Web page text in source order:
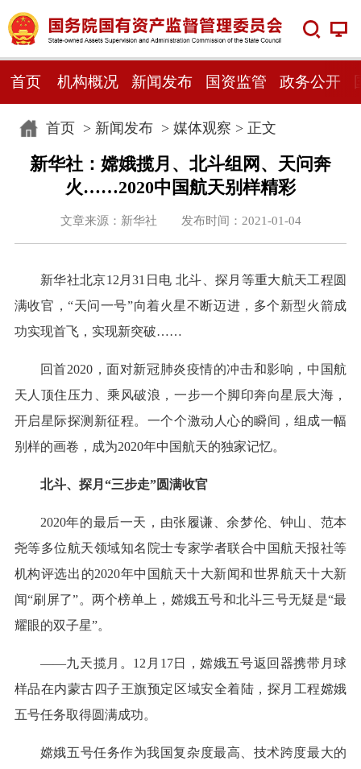
首页 机构概况 新闻发布 国资监管 政务公开
首页> 新闻发布> 媒体观察 > 正文
新华社：嫦娥揽月、北斗组网、天问奔
火……2020中国航天别样精彩
文章来源：新华社 发布时间：2021-01-04
新华社北京12月31日电 北斗、探月等重大航天工程圆
满收官，“天问一号”向着火星不断迈进，多个新型火箭成
功实现首飞，实现新突破……
回首2020，面对新冠肺炎疫情的冲击和影响，中国航
天人顶住压力、乘风破浪，一步一个脚印奔向星辰大海，
开启星际探测新征程。一个个激动人心的瞬间，组成一幅
别样的画卷，成为2020年中国航天的独家记忆。
北斗、探月“三步走”圆满收官
2020年的最后一天，由张履谦、余梦伦、钟山、范本
尧等多位航天领域知名院士专家学者联合中国航天报社等
机构评选出的2020年中国航天十大新闻和世界航天十大新
闻“刷屏了”。两个榜单上，嫦娥五号和北斗三号无疑是“最
耀眼的双子星”。
——九天揽月。12月17日，嫦娥五号返回器携带月球
样品在内蒙古四子王旗预定区域安全着陆，探月工程嫦娥
五号任务取得圆满成功。
嫦娥五号任务作为我国复杂度最高、技术跨度最大的